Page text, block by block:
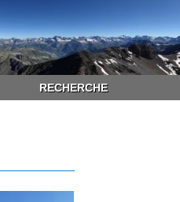
RECHERCHE